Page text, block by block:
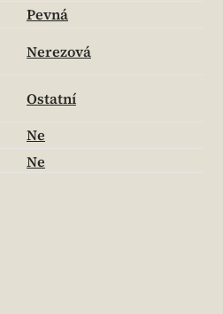
Pevná
Nerezová
Ostatní
Ne
Ne